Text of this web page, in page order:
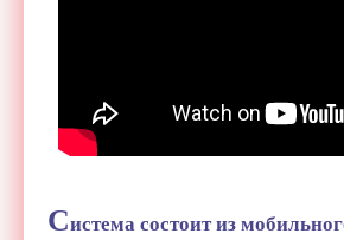
Система состоит из